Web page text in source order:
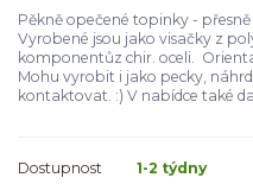
Pěkně opečené topinky -
Vyrobené jsou jako visačky z
komponentůz chir. oceli.
Mohu vyrobit i jako pecky,
kontaktovat. :) V nabídce také
Dostupnost 1-2 týdny